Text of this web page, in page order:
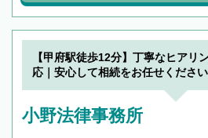
【甲府駅徒歩12分】丁寧なヒアリ
応｜安心して相続をお任せください
小野法律事務所